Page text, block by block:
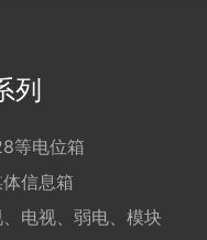
列
等电位箱
信息箱
、电视、弱电、模块